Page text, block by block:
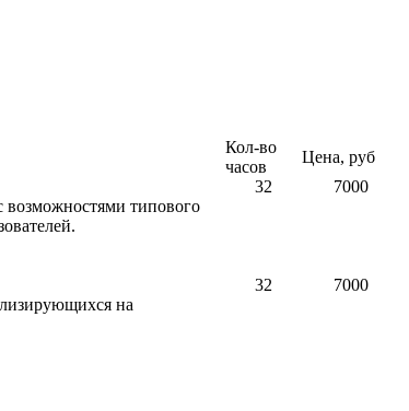
Кол-во
часов
Цена, руб
возможностями типового
32 7000
на
32 7000